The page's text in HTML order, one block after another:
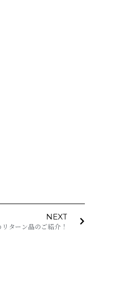
NEXT
ターン品のご紹介！